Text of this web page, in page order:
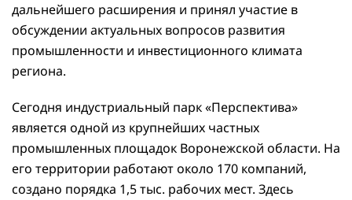
дальнейшего расширения и принял участие в
обсуждении актуальных вопросов развития
промышленности и инвестиционного климата
региона.
Сегодня индустриальный парк «Перспектива»
является одной из крупнейших частных
промышленных площадок Воронежской области. На
его территории работают около 170 компаний,
создано порядка 1,5 тыс. рабочих мест. Здесь